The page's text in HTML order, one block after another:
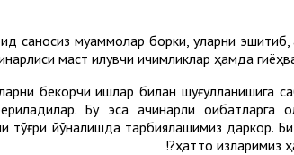
саноқсиз муаммолар борки, уларни
маст қилувчи ичимликлар ҳамда
бекорчи ишлар билан шуғулланишига
Бу эса ачинарли
йўналишда тарбиялашимиз даркор.
ҳатто қизларимиз